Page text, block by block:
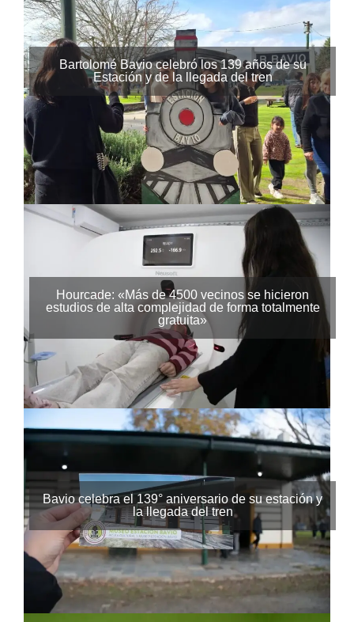
Bartolomé Bavio celebró los 139 años de su
Estación y de la llegada del tren
Hourcade: «Más de 4500 vecinos se hicieron
estudios de alta complejidad de forma totalmente
gratuita»
Bavio celebra el 139° aniversario de su estación y
la llegada del tren